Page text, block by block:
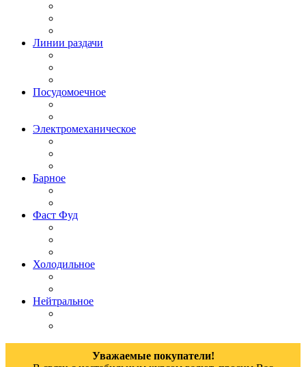
Линии раздачи
Посудомоечное
Электромеханическое
Барное
Фаст Фуд
Холодильное
Нейтральное
Уважаемые покупатели!